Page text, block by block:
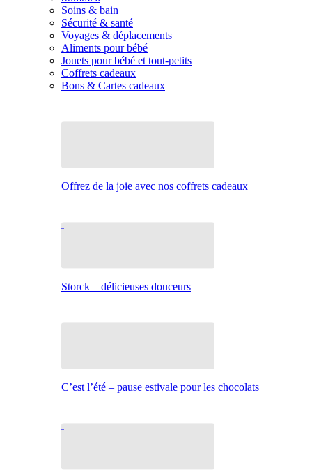
Soins & bain
Sécurité & santé
Voyages & déplacements
Aliments pour bébé
Jouets pour bébé et tout-petits
Coffrets cadeaux
Bons & Cartes cadeaux
Offrez de la joie avec nos coffrets cadeaux
Storck – délicieuses douceurs
C’est l’été – pause estivale pour les chocolats